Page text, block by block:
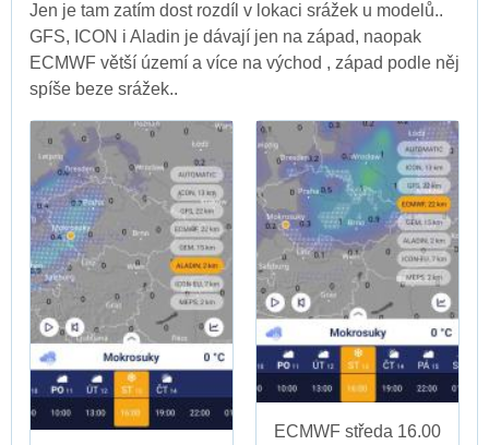
Jen je tam zatím dost rozdíl v lokaci srážek u modelů..
GFS, ICON i Aladin je dávají jen na západ, naopak
ECMWF větší území a více na východ , západ podle něj
spíše beze srážek..
ECMWF středa 16.00